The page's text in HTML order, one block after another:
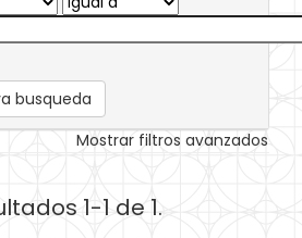
busqueda
Mostrar filtros avanzados
1-1 de 1.